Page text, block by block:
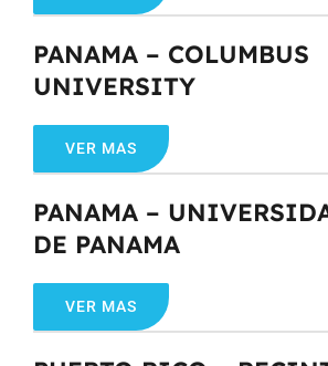
PANAMA – COLUMBUS
UNIVERSITY
VER MAS
PANAMA –
DE PANAMA
VER MAS